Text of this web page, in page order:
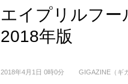
エイプリルフ
2018年版
2018年4月1日 0時0分 GIGAZINE（ギ